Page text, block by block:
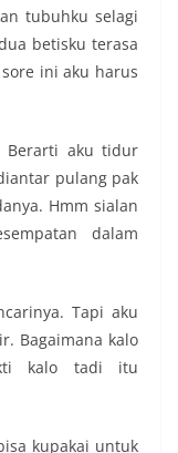
tubuhku selagi
betisku terasa
ini aku harus
Berarti aku tidur
pulang pak
Hmm sialan
dalam
Tapi aku
Bagaimana kalo
kalo tadi itu
kupakai untuk